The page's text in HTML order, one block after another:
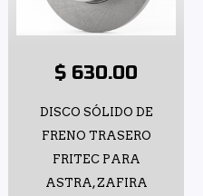
$ 630.00
DISCO SÓLIDO DE
FRENO TRASERO
FRITEC PARA
ASTRA, ZAFIRA